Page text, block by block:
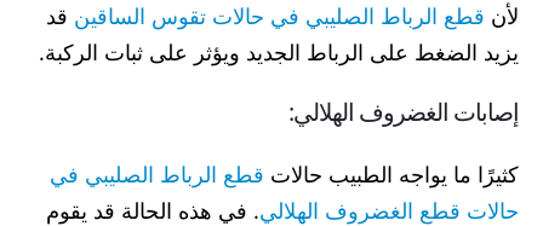
لأن قطع الرباط الصليبي في حالات تقوس الساقين قد
يزيد الضغط على الرباط الجديد ويؤثر على ثبات الركبة.
إصابات الغضروف الهلالي:
كثيرًا ما يواجه الطبيب حالات قطع الرباط الصليبي في
حالات قطع الغضروف الهلالي. في هذه الحالة قد يقوم